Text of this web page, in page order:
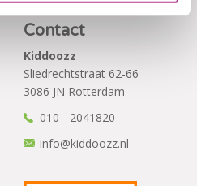
Contact
Kiddoozz
Sliedrechtstraat 62-66
3086 JN Rotterdam
010 - 2041820
info@kiddoozz.nl